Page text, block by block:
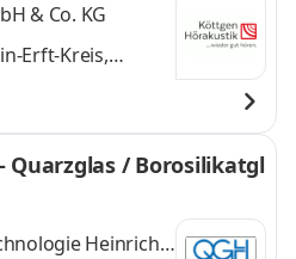
& Co. KG
Erft-Kreis,
und 2 weitere
Quarzglas / Borosilikatgl
Heinrich